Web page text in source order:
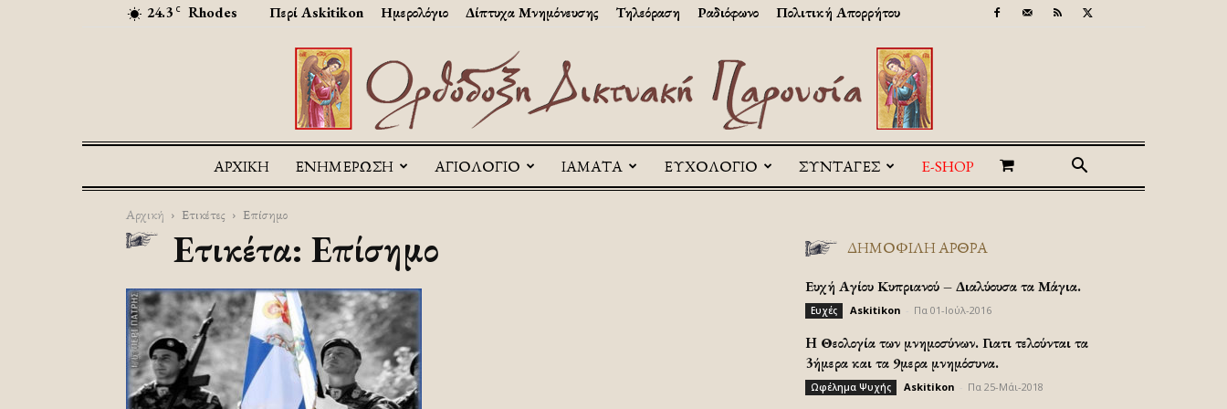
24.3 C Rhodes Περί Askitikon Ημερολόγιο Δίπτυχα Μνημόνευσης Τηλεόραση Ραδιόφωνο Πολιτική Απορρήτου
Askitikon
ΑΡΧΙΚΉ ΕΝΗΜΕΡΩΣΗ ΑΓΙΟΛΟΓΙΟ ΙΑΜΑΤΑ ΕΥΧΟΛΟΓΙΟ ΣΥΝΤΑΓΕΣ E-SHOP
Αρχική Ετικέτες Επίσημο
Ετικέτα: Επίσημο ΔΗΜΟΦΙΛΗ ΑΡΘΡΑ
Ευχή Αγίου Κυπριανού – Διαλύουσα τα Μάγια.
Ευχές Askitikon Πα 01-Ιούλ-2016
H Θεολογία των μνημοσύνων. Γιατι τελούνται τα
3ήμερα και τα 9μερα μνημόσυνα.
Ωφέλημα Ψυχής Askitikon Πα 25-Μάι-2018